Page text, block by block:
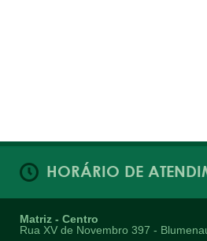
HORÁRIO DE
Matriz - Centro
Rua XV de Novembro 397 -